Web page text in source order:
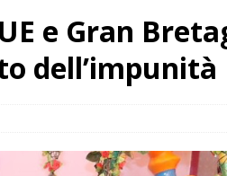
e Gran
dell’impunità